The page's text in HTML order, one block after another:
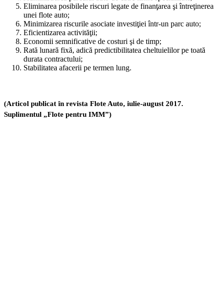
Eliminarea posibilele riscuri legate de finanţarea şi întreţinerea
unei flote auto;
Minimizarea riscurile asociate investiţiei într-un parc auto;
Eficientizarea activităţii;
Economii semnificative de costuri şi de timp;
Rată lunară fixă, adică predictibilitatea cheltuielilor pe toată
durata contractului;
Stabilitatea afacerii pe termen lung.
(Articol publicat în revista Flote Auto, iulie-august 2017.
Suplimentul „Flote pentru IMM”)